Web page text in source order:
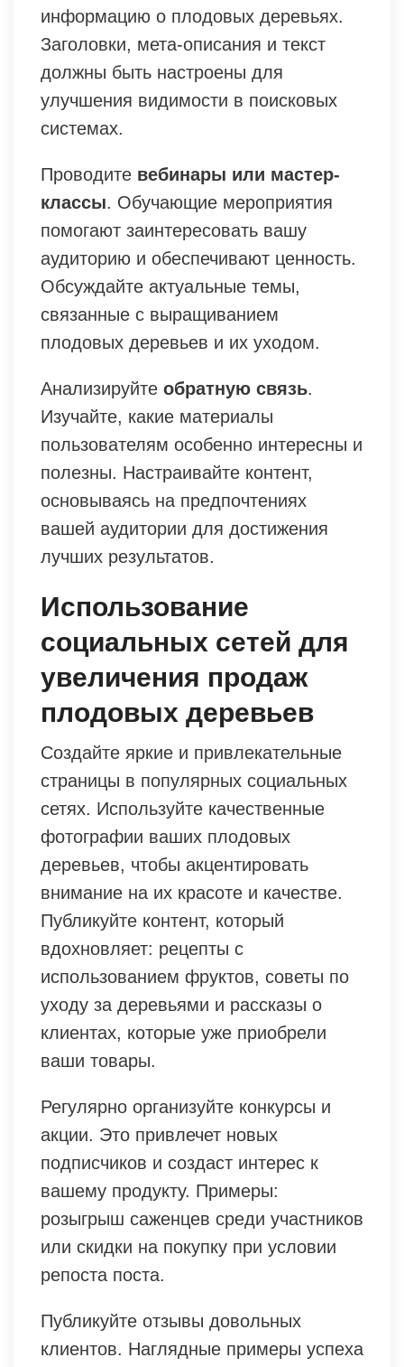
информацию о плодовых деревьях.
Заголовки, мета-описания и текст
должны быть настроены для
улучшения видимости в поисковых
системах.
Проводите вебинары или мастер-
классы. Обучающие мероприятия
помогают заинтересовать вашу
аудиторию и обеспечивают ценность.
Обсуждайте актуальные темы,
связанные с выращиванием
плодовых деревьев и их уходом.
Анализируйте обратную связь.
Изучайте, какие материалы
пользователям особенно интересны и
полезны. Настраивайте контент,
основываясь на предпочтениях
вашей аудитории для достижения
лучших результатов.
Использование
социальных сетей для
увеличения продаж
плодовых деревьев
Создайте яркие и привлекательные
страницы в популярных социальных
сетях. Используйте качественные
фотографии ваших плодовых
деревьев, чтобы акцентировать
внимание на их красоте и качестве.
Публикуйте контент, который
вдохновляет: рецепты с
использованием фруктов, советы по
уходу за деревьями и рассказы о
клиентах, которые уже приобрели
ваши товары.
Регулярно организуйте конкурсы и
акции. Это привлечет новых
подписчиков и создаст интерес к
вашему продукту. Примеры:
розыгрыш саженцев среди участников
или скидки на покупку при условии
репоста поста.
Публикуйте отзывы довольных
клиентов. Наглядные примеры успеха